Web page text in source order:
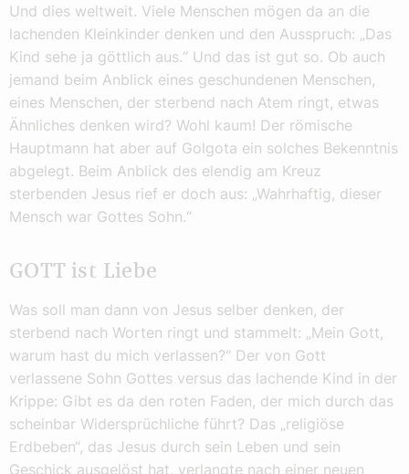
Und dies weltweit. Viele Menschen mögen da an die
lachenden Kleinkinder denken und den Ausspruch: „Das
Kind sehe ja göttlich aus.“ Und das ist gut so. Ob auch
jemand beim Anblick eines geschundenen Menschen,
eines Menschen, der sterbend nach Atem ringt, etwas
Ähnliches denken wird? Wohl kaum! Der römische
Hauptmann hat aber auf Golgota ein solches Bekenntnis
abgelegt. Beim Anblick des elendig am Kreuz
sterbenden Jesus rief er doch aus: „Wahrhaftig, dieser
Mensch war Gottes Sohn.“
GOTT ist Liebe
Was soll man dann von Jesus selber denken, der
sterbend nach Worten ringt und stammelt: „Mein Gott,
warum hast du mich verlassen?“ Der von Gott
verlassene Sohn Gottes versus das lachende Kind in der
Krippe: Gibt es da den roten Faden, der mich durch das
scheinbar Widersprüchliche führt? Das „religiöse
Erdbeben“, das Jesus durch sein Leben und sein
Geschick ausgelöst hat, verlangte nach einer neuen